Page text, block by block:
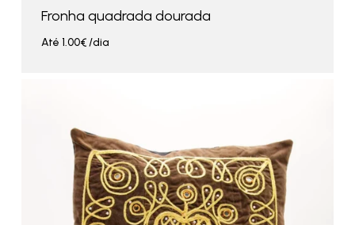
Fronha quadrada dourada
Até 1.00€/dia